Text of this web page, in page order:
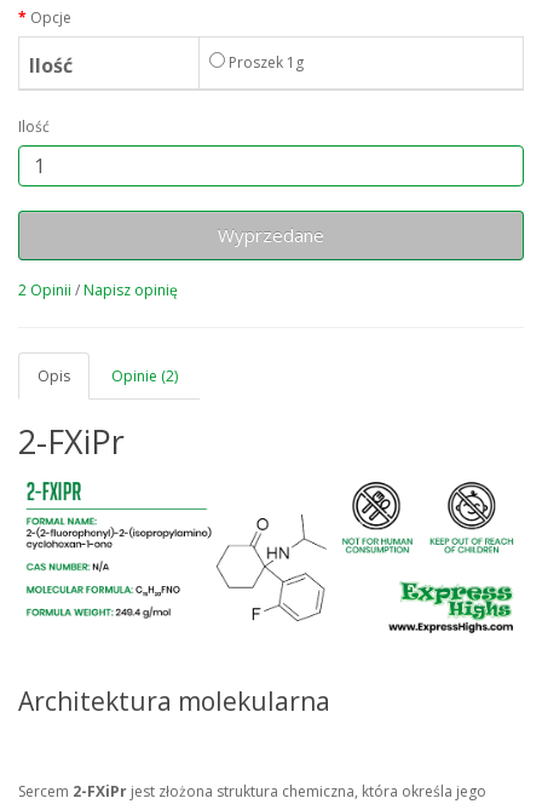
Opcje
Ilość Proszek 1g
Ilość
Wyprzedane
2 Opinii /Napisz opinię
Opis Opinie (2)
2-FXiPr
Architektura molekularna
Sercem 2-FXiPr jest złożona struktura chemiczna, która określa jego